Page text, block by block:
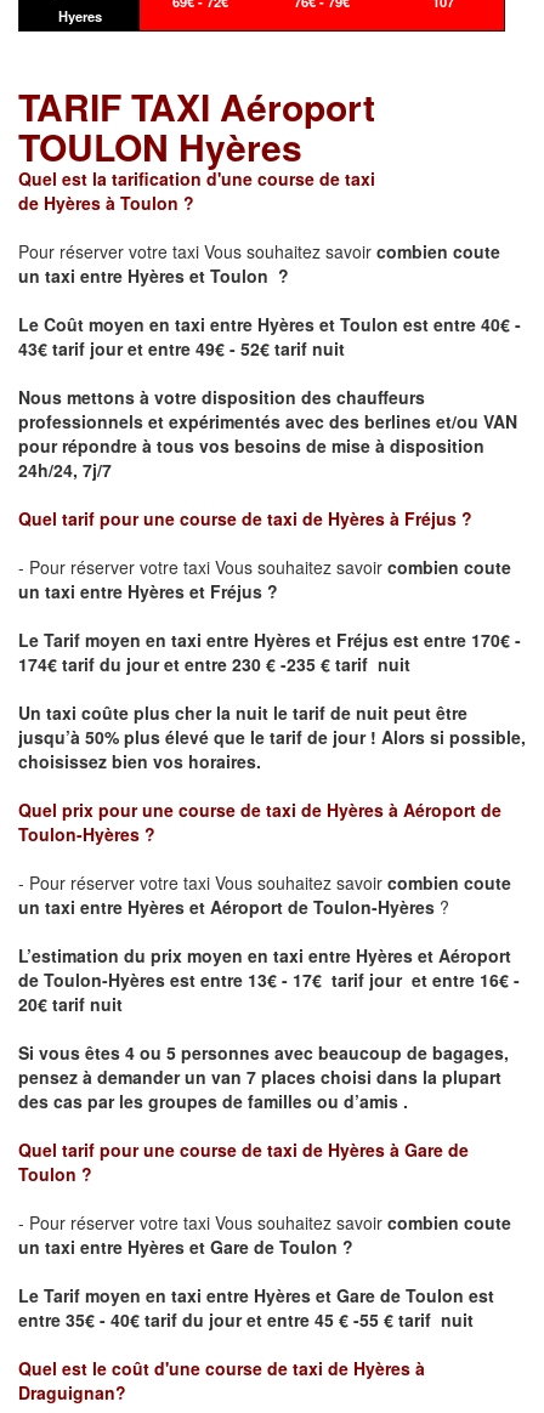
Hyeres
TARIF TAXI Aéroport
TOULON Hyères
Quel est la tarification d'une course de taxi
de Hyères à Toulon ?
Pour réserver votre taxi Vous souhaitez savoir combien coute
un taxi entre Hyères et Toulon ?
Le Coût moyen en taxi entre Hyères et Toulon est entre 40€ -
43€ tarif jour et entre 49€ - 52€ tarif nuit
Nous mettons à votre disposition des chauffeurs
professionnels et expérimentés avec des berlines et/ou VAN
pour répondre à tous vos besoins de mise à disposition
24h/24, 7j/7
Quel tarif pour une course de taxi de Hyères à Fréjus ?
- Pour réserver votre taxi Vous souhaitez savoir combien coute
un taxi entre Hyères et Fréjus ?
Le Tarif moyen en taxi entre Hyères et Fréjus est entre 170€ -
174€ tarif du jour et entre 230 € -235 € tarif nuit
Un taxi coûte plus cher la nuit le tarif de nuit peut être
jusqu’à 50% plus élevé que le tarif de jour ! Alors si possible,
choisissez bien vos horaires.
Quel prix pour une course de taxi de Hyères à Aéroport de
Toulon-Hyères ?
- Pour réserver votre taxi Vous souhaitez savoir combien coute
un taxi entre Hyères et Aéroport de Toulon-Hyères ?
L’estimation du prix moyen en taxi entre Hyères et Aéroport
de Toulon-Hyères est entre 13€ - 17€ tarif jour et entre 16€ -
20€ tarif nuit
Si vous êtes 4 ou 5 personnes avec beaucoup de bagages,
pensez à demander un van 7 places choisi dans la plupart
des cas par les groupes de familles ou d’amis .
Quel tarif pour une course de taxi de Hyères à Gare de
Toulon ?
- Pour réserver votre taxi Vous souhaitez savoir combien coute
un taxi entre Hyères et Gare de Toulon ?
Le Tarif moyen en taxi entre Hyères et Gare de Toulon est
entre 35€ - 40€ tarif du jour et entre 45 € -55 € tarif nuit
Quel est le coût d'une course de taxi de Hyères à
Draguignan?